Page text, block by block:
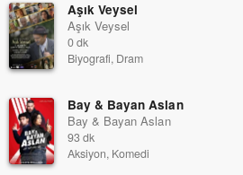
Aşık Veysel
Aşık Veysel
0 dk
Biyografi, Dram
Bay & Bayan Aslan
Bay & Bayan Aslan
93 dk
Aksiyon, Komedi